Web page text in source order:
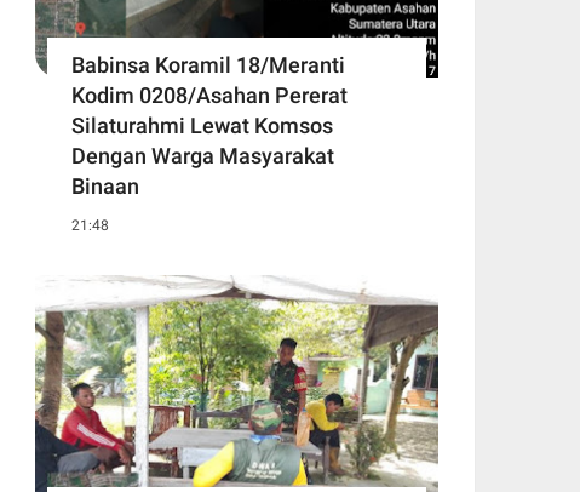
Babinsa Koramil 18/Meranti
Kodim 0208/Asahan Pererat
Silaturahmi Lewat Komsos
Dengan Warga Masyarakat
Binaan
21:48